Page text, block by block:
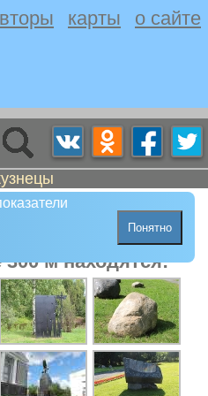
карты о сайте
Понятно
м находятся: